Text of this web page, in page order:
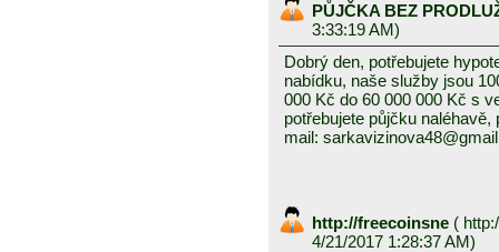
PŮJČKA BEZ
3:33:19 AM)
Dobrý den, potřebujete
nabídku, naše služby jsou
000 Kč do 60 000 000 Kč s
potřebujete půjčku
mail:
http://freecoinsne (
4/21/2017 1:28:37 AM)